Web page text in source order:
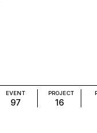
EVENT
97
PROJECT
16